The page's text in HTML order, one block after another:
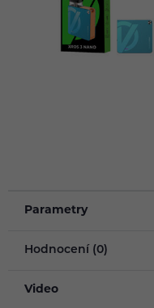
Parametry
Hodnocení (0)
Video